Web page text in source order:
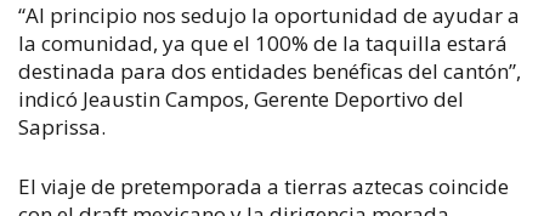
“Al principio nos sedujo la oportunidad de ayudar a
la comunidad, ya que el 100% de la taquilla estará
destinada para dos entidades benéficas del cantón”,
indicó Jeaustin Campos, Gerente Deportivo del
Saprissa.
El viaje de pretemporada a tierras aztecas coincide